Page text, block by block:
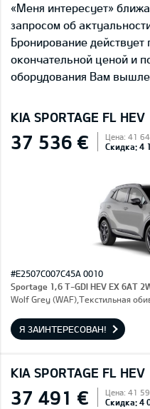
«Меня интересует»
запросом об
Бронирование
окончательной ценой и
оборудования Вам
KIA SPORTAGE FL HEV
37 536 € Цена: 41
Скидка: 4
#E2507C007C45A 0010
Sportage 1,6 T-GDI HEV EX 6AT
Wolf Grey (WAF),Текстильная
Я ЗАИНТЕРЕСОВАН!
KIA SPORTAGE FL HEV
37 491 € Цена: 41
Скидка: 4